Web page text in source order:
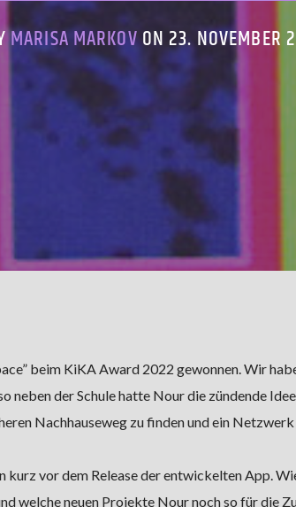
MARISA MARKOVON 23. NOVEMBER
beim KiKA Award 2022 gewonnen. Wir
neben der Schule hatte Nour die zündende
Nachhauseweg zu finden und ein
vor dem Release der entwickelten App.
welche neuen Projekte Nour noch so für die